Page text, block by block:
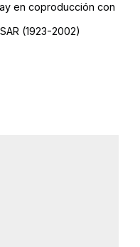
en coproducción con
(1923-2002)